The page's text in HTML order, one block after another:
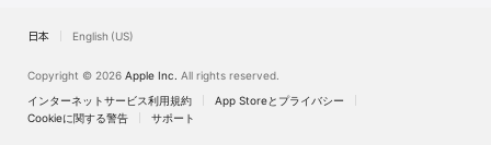
日本 English (US)
Copyright © 2026 Apple Inc. All rights reserved.
インターネットサービス利用規約
App Storeとプライバシー
Cookieに関する警告
サポート